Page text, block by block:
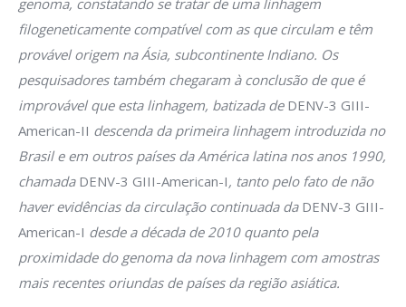
genoma, constatando se tratar de uma linhagem
filogeneticamente compatível com as que circulam e têm
provável origem na Ásia, subcontinente Indiano. Os
pesquisadores também chegaram à conclusão de que é
improvável que esta linhagem, batizada de DENV-3 GIII-
American-II descenda da primeira linhagem introduzida no
Brasil e em outros países da América latina nos anos 1990,
chamada DENV-3 GIII-American-I, tanto pelo fato de não
haver evidências da circulação continuada da DENV-3 GIII-
American-I desde a década de 2010 quanto pela
proximidade do genoma da nova linhagem com amostras
mais recentes oriundas de países da região asiática.